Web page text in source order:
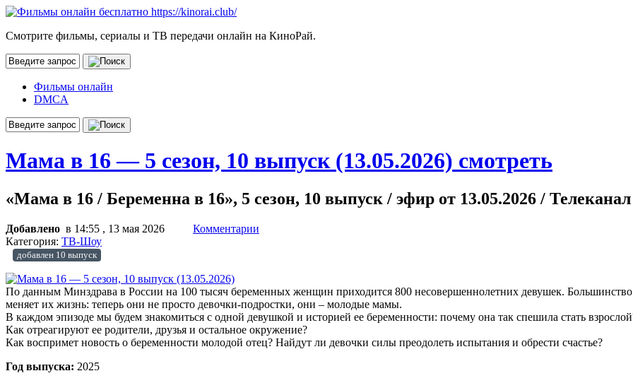
Смотрите фильмы, сериалы и ТВ передачи онлайн на КиноРай.
Фильмы онлайн
DMCA
Мама в 16 — 5 сезон, 10 выпуск (13.05.2026) смотреть
«Мама в 16 / Беременна в 16», 5 сезон, 10 выпуск / эфир от 13.05.2026 /
Добавлено в 14:55 , 13 мая 2026
Комментарии
Категория: ТВ-Шоу
добавлен 10 выпуск
По данным Минздрава в России на 100 тысяч беременных женщин приходится 800 несовершеннолетних девушек.
меняет их жизнь: теперь они не просто девочки-подростки, они – молодые мамы.
В каждом эпизоде мы будем знакомиться с одной девушкой и историей ее беременности: почему она так спешила стать
Как отреагируют ее родители, друзья и остальное окружение?
Как воспримет новость о беременности молодой отец? Найдут ли девочки силы преодолеть испытания и обрести счастье?
Год выпуска: 2025